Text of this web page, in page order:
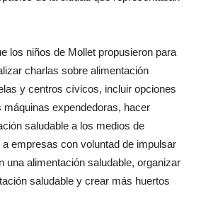
los niños de Mollet propusieron para
charlas sobre alimentación
y centros cívicos, incluir opciones
máquinas expendedoras, hacer
saludable a los medios de
empresas con voluntad de impulsar
una alimentación saludable, organizar
saludable y crear más huertos